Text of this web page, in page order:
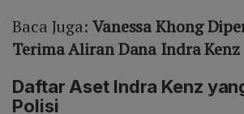
Baca Juga: Vanessa Khong
Terima Aliran Dana Indra Kenz
Daftar Aset Indra Kenz
Polisi